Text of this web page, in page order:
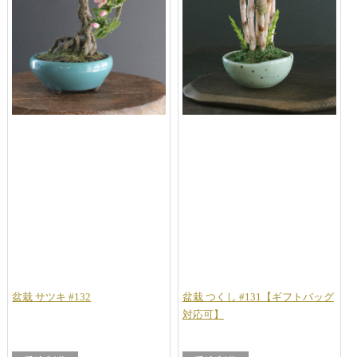
盆栽 サツキ #132
盆栽 つくし #131【ギフトバッグ
対応可】